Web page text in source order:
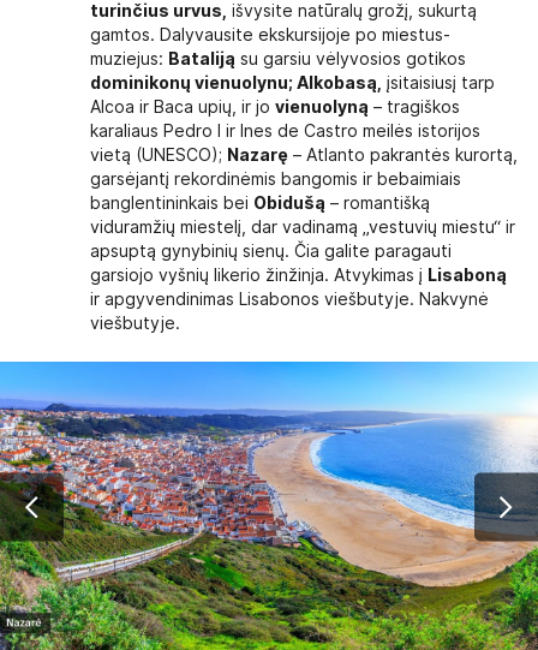
turinčius urvus, išvysite natūralų grožį, sukurtą
gamtos. Dalyvausite ekskursijoje po miestus-
muziejus: Bataliją su garsiu vėlyvosios gotikos
dominikonų vienuolynu; Alkobasą, įsitaisiusį tarp
Alcoa ir Baca upių, ir jovienuolyną – tragiškos
karaliaus Pedro I ir Ines de Castro meilės istorijos
vietą (UNESCO); Nazarę – Atlanto pakrantės kurortą,
garsėjantį rekordinėmis bangomis ir bebaimiais
banglentininkais bei Obidušą – romantišką
viduramžių miestelį, dar vadinamą „vestuvių miestu“ ir
apsuptą gynybinių sienų. Čia galite paragauti
garsiojo vyšnių likerio žinžinja. Atvykimas į Lisaboną
ir apgyvendinimas Lisabonos viešbutyje. Nakvynė
viešbutyje.